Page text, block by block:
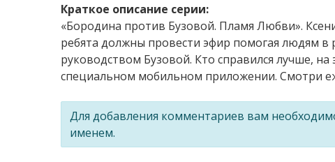
Краткое описание серии:
«Бородина против Бузовой. Пламя Любви».
ребята должны провести эфир помогая людям
руководством Бузовой. Кто справился лучше,
специальном мобильном приложении. Смотри
Для добавления комментариев вам
именем.